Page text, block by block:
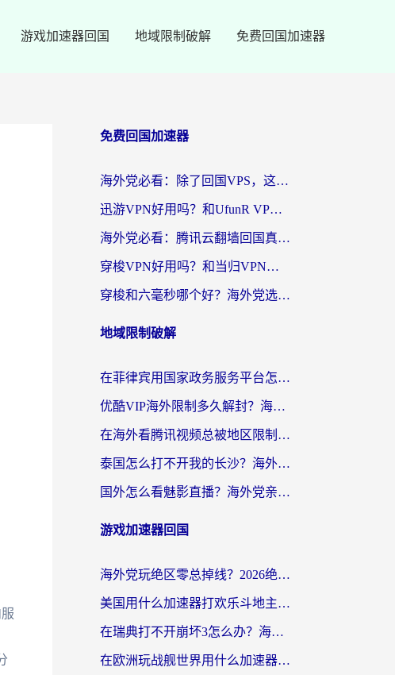
游戏加速器回国 地域限制破解 免费回国加速器
免费回国加速器
海外党必看：除了回国VPS，这样选加速器也能无缝刷国内资源？
迅游VPN好用吗？和UfunR VPN对比哪个回国效果更好？海外党亲测避坑指南
海外党必看：腾讯云翻墙回国真的好用吗？+ 3步选对回国加速器指南
穿梭VPN好用吗？和当归VPN对比哪个回国效果更好？海外党亲测实用指南
穿梭和六毫秒哪个好？海外党选回国加速器的避坑指南，附番茄加速器实测
地域限制破解
在菲律宾用国家政务服务平台怎么把定位修改到中国国内？3步解决+海外看剧听歌全攻略
优酷VIP海外限制多久解封？海外党必看的跨区难题一站式解决指南
在海外看腾讯视频总被地区限制？选对回国加速器，还能解决泰国政务网和蜻蜓FM卡顿问题
泰国怎么打不开我的长沙？海外党追剧看片的破局指南
国外怎么看魅影直播？海外党亲测有效的回国加速指南（附听歌、看央视VIP技巧）
游戏加速器回国
海外党玩绝区零总掉线？2026绝区零加速器推荐+跨平台国服游戏加速攻略
美国用什么加速器打欢乐斗地主？海外党亲测有效的国服游戏加速指南
在瑞典打不开崩坏3怎么办？海外玩家亲测有效的国服游戏加速指南
在欧洲玩战舰世界用什么加速器比较好用？老玩家亲测有效的低延迟方案